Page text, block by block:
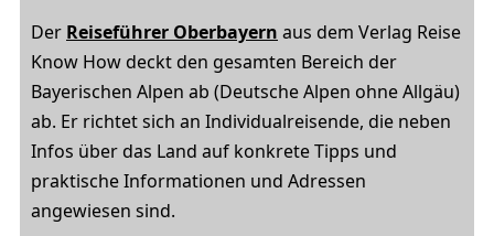
Der Reiseführer Oberbayern aus dem Verlag Reise
Know How deckt den gesamten Bereich der
Bayerischen Alpen ab (Deutsche Alpen ohne Allgäu)
ab. Er richtet sich an Individualreisende, die neben
Infos über das Land auf konkrete Tipps und
praktische Informationen und Adressen
angewiesen sind.